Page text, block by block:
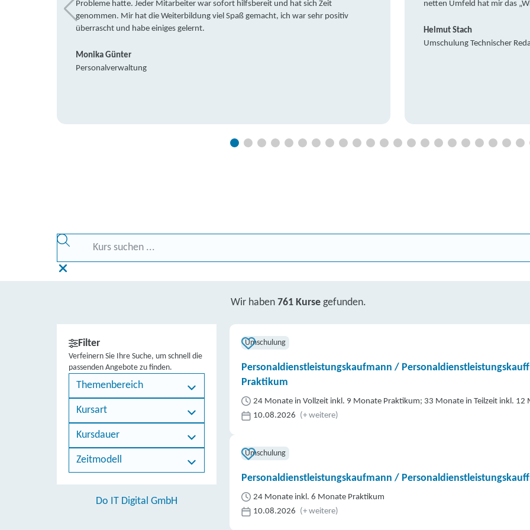
Probleme hatte. Jeder Mitarbeiter war sofort hilfsbereit und hat sich Zeit
genommen. Mir hat die Weiterbildung viel Spaß gemacht, ich war sehr positiv
überrascht und habe einiges gelernt.
Monika Günter
Personalverwaltung
netten Umfeld hat mir das
Helmut Stach
Umschulung Technischer
Wir haben 761 Kurse gefunden.
Filter
Verfeinern Sie Ihre Suche, um schnell die
passenden Angebote zu finden.
Themenbereich
Kursart
Kursdauer
Zeitmodell
Do IT Digital GmbH
Umschulung
Personaldienstleistungskaufmann /
Praktikum
24 Monate in Vollzeit inkl. 9 Monate Praktikum; 33 Monate in Teilzeit inkl. 12
10.08.2026 (+ weitere)
Umschulung
Personaldienstleistungskaufmann /
24 Monate inkl. 6 Monate Praktikum
10.08.2026 (+ weitere)